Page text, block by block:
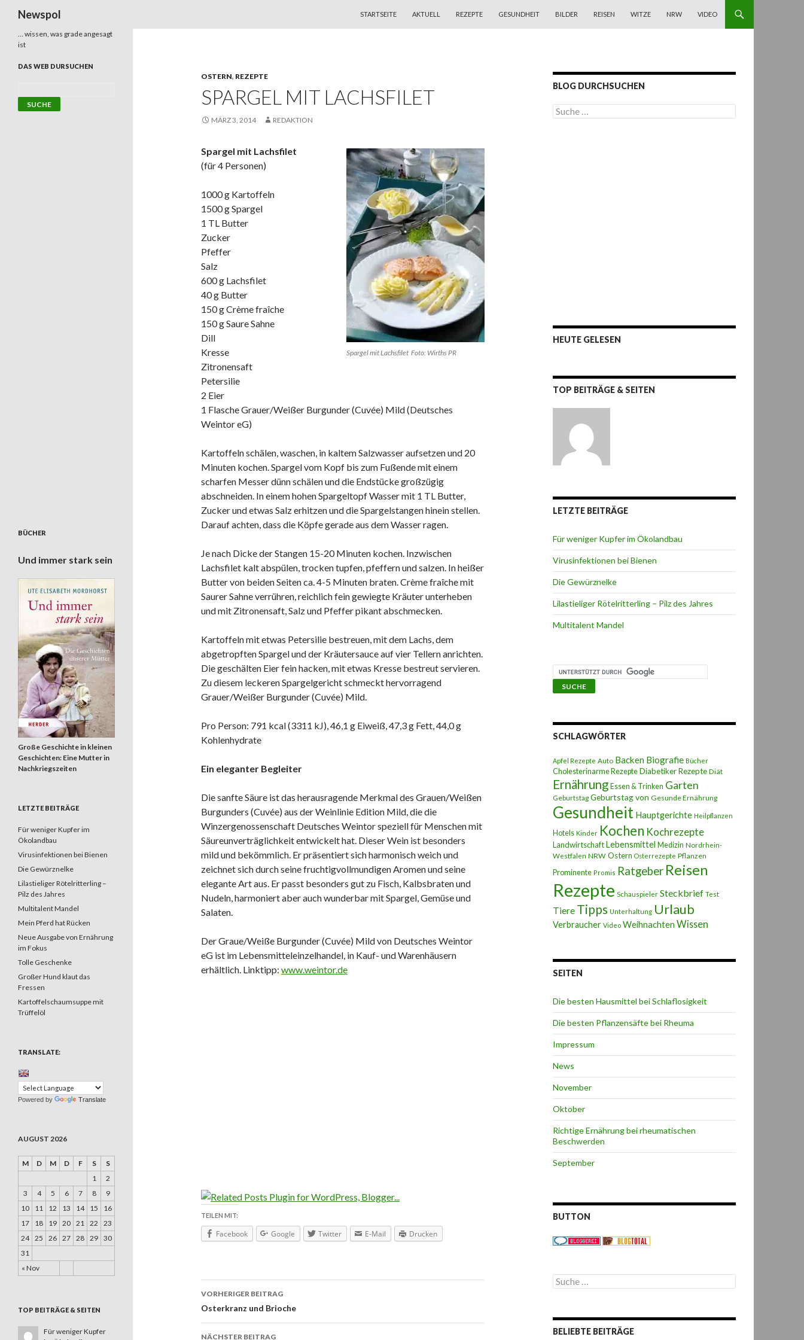
Newspol
STARTSEITE
AKTUELL REZEPTE GESUNDHEIT BILDER REISEN WITZE NRW VIDEO
OSTERN, REZEPTE
SPARGEL MIT LACHSFILET
MÄRZ 3, 2014 REDAKTION
Spargel mit Lachsfilet Foto: Wirths PR
Spargel mit Lachsfilet
(für 4 Personen)
1000 g Kartoffeln
1500 g Spargel
1 TL Butter
Zucker
Pfeffer
Salz
600 g Lachsfilet
40 g Butter
150 g Crème fraîche
150 g Saure Sahne
Dill
Kresse
Zitronensaft
Petersilie
2 Eier
1 Flasche Grauer/Weißer Burgunder (Cuvée) Mild (Deutsches
Weintor eG)
Kartoffeln schälen, waschen, in kaltem Salzwasser aufsetzen und 20
Minuten kochen. Spargel vom Kopf bis zum Fußende mit einem
scharfen Messer dünn schälen und die Endstücke großzügig
abschneiden. In einem hohen Spargeltopf Wasser mit 1 TL Butter,
Zucker und etwas Salz erhitzen und die Spargelstangen hinein stellen.
Darauf achten, dass die Köpfe gerade aus dem Wasser ragen.
Je nach Dicke der Stangen 15-20 Minuten kochen. Inzwischen
Lachsfilet kalt abspülen, trocken tupfen, pfeffern und salzen. In heißer
Butter von beiden Seiten ca. 4-5 Minuten braten. Crème fraîche mit
Saurer Sahne verrühren, reichlich fein gewiegte Kräuter unterheben
und mit Zitronensaft, Salz und Pfeffer pikant abschmecken.
Kartoffeln mit etwas Petersilie bestreuen, mit dem Lachs, dem
abgetropften Spargel und der Kräutersauce auf vier Tellern anrichten.
Die geschälten Eier fein hacken, mit etwas Kresse bestreut servieren.
Zu diesem leckeren Spargelgericht schmeckt hervorragend
Grauer/Weißer Burgunder (Cuvée) Mild.
Pro Person: 791 kcal (3311 kJ), 46,1 g Eiweiß, 47,3 g Fett, 44,0 g
Kohlenhydrate
Ein eleganter Begleiter
Die sanfte Säure ist das herausragende Merkmal des Grauen/Weißen
Burgunders (Cuvée) aus der Weinlinie Edition Mild, die die
Winzergenossenschaft Deutsches Weintor speziell für Menschen mit
Säureunverträglichkeit entwickelt hat. Dieser Wein ist besonders
mild und bekömmlich. Er präsentiert sich harmonisch weich und
zeichnet sich durch seine fruchtigvollmundigen Aromen und seine
elegante Art aus. Er passt besonders gut zu Fisch, Kalbsbraten und
Nudeln, harmoniert aber auch wunderbar mit Spargel, Gemüse und
Salaten.
Der Graue/Weiße Burgunder (Cuvée) Mild von Deutsches Weintor
eG ist im Lebensmitteleinzelhandel, in Kauf- und Warenhäusern
erhältlich. Linktipp: www.weintor.de
TEILEN MIT:
Facebook Google Twitter E-Mail Drucken
Beitragsnavigation
VORHERIGER BEITRAG
Osterkranz und Brioche
NÄCHSTER BEITRAG
BLOG DURCHSUCHEN
S
u
HEUTE GELESEN
TOP BEITRÄGE & SEITEN
LETZTE BEITRÄGE
Für weniger Kupfer im Ökolandbau
Virusinfektionen bei Bienen
Die Gewürznelke
Lilastieliger Rötelritterling – Pilz des Jahres
Multitalent Mandel
SCHLAGWÖRTER
Apfel Rezepte Auto Backen Biografie Bücher
Cholesterinarme Rezepte Diabetiker Rezepte Diät
Ernährung Essen & Trinken Garten
Geburtstag Geburtstag von Gesunde Ernährung
Gesundheit Hauptgerichte Heilpflanzen
Hotels Kinder Kochen Kochrezepte
LandwirtschaftLebensmittel Medizin Nordrhein-
Westfalen NRW Ostern Osterrezepte Pflanzen
Prominente Promis Ratgeber Reisen
Rezepte Schauspieler Steckbrief Test
Tiere Tipps Unterhaltung Urlaub
Verbraucher Video Weihnachten Wissen
SEITEN
Die besten Hausmittel bei Schlaflosigkeit
Die besten Pflanzensäfte bei Rheuma
Impressum
News
November
Oktober
Richtige Ernährung bei rheumatischen
Beschwerden
September
BUTTON
S
u
e
n
BELIEBTE BEITRÄGE
… wissen, was grade angesagt
ist
DAS WEB DURSUCHEN
BÜCHER
Und immer stark sein
Große Geschichte in kleinen
Geschichten: Eine Mutter in
Nachkriegszeiten
LETZTE BEITRÄGE
Für weniger Kupfer im
Ökolandbau
Virusinfektionen bei Bienen
Die Gewürznelke
Lilastieliger Rötelritterling –
Pilz des Jahres
Multitalent Mandel
Mein Pferd hat Rücken
Neue Ausgabe von Ernährung
im Fokus
Tolle Geschenke
Großer Hund klaut das
Fressen
Kartoffelschaumsuppe mit
Trüffelöl
TRANSLATE:
Powered by Translate
AUGUST 2026
M D M D F S S
« Nov
1
2
3
4 5 6 7 8
9
10
11 12 13 14 15
16
17
18 19 20 21 22
23
24 25 26 27 28 29 30
31
TOP BEITRÄGE & SEITEN
Für weniger Kupfer